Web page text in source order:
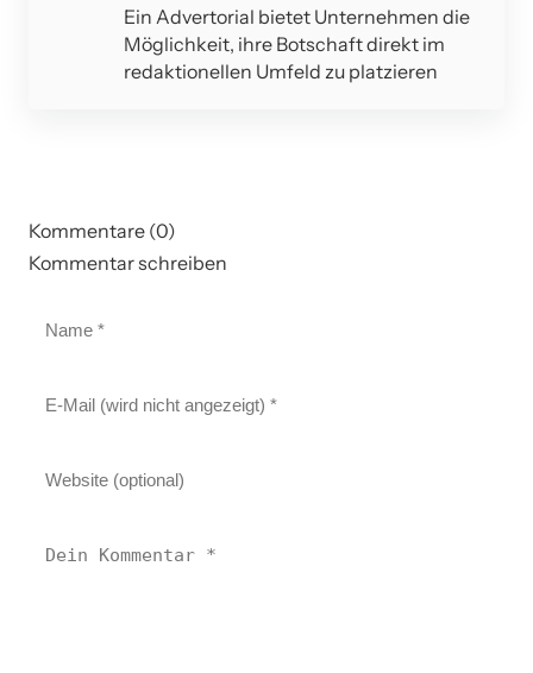
Ein Advertorial bietet Unternehmen die
Möglichkeit, ihre Botschaft direkt im
redaktionellen Umfeld zu platzieren
Kommentare (0)
Kommentar schreiben